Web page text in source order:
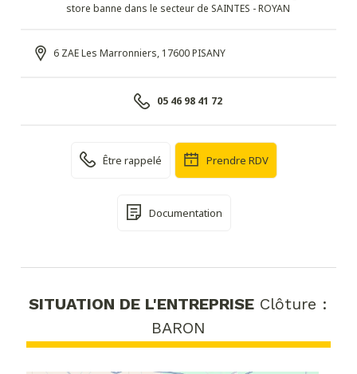
store banne dans le secteur de SAINTES - ROYAN
6 ZAE Les Marronniers, 17600 PISANY
05 46 98 41 72
Être rappelé Prendre RDV
Documentation
SITUATION DE L'ENTREPRISE Clôture :
BARON